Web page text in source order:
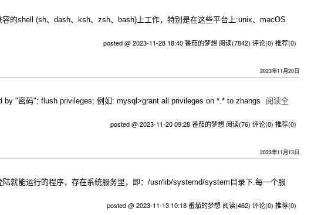
的shell (sh、dash、ksh、zsh、bash)上工作，特别是在这些平台上:unix、macOS
posted @ 2023-11-28 18:40 番茄的梦想 阅读(7842) 评论(0) 推荐(0)
2023年11月20日
"密码"; flush privileges; 例如: mysql>grant all privileges on *.* to zhangs
阅读全
posted @ 2023-11-20 09:28 番茄的梦想 阅读(76) 评论(0) 推荐(0)
2023年11月13日
就能运行的程序，存在系统服务里，即：/usr/lib/systemd/system目录下.每一个服
posted @ 2023-11-13 10:18 番茄的梦想 阅读(462) 评论(0) 推荐(0)